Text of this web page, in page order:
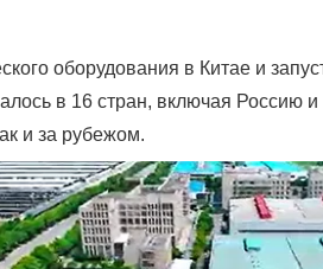
оборудования в Китае и
в 16 стран, включая Россию
и за рубежом.